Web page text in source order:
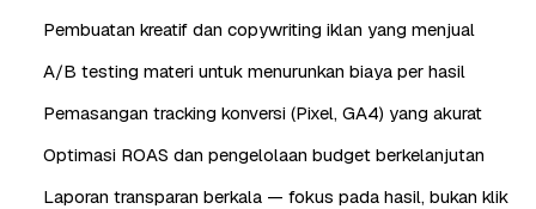
Pembuatan kreatif dan copywriting iklan yang menjual
A/B testing materi untuk menurunkan biaya per hasil
Pemasangan tracking konversi (Pixel, GA4) yang akurat
Optimasi ROAS dan pengelolaan budget berkelanjutan
Laporan transparan berkala — fokus pada hasil, bukan klik